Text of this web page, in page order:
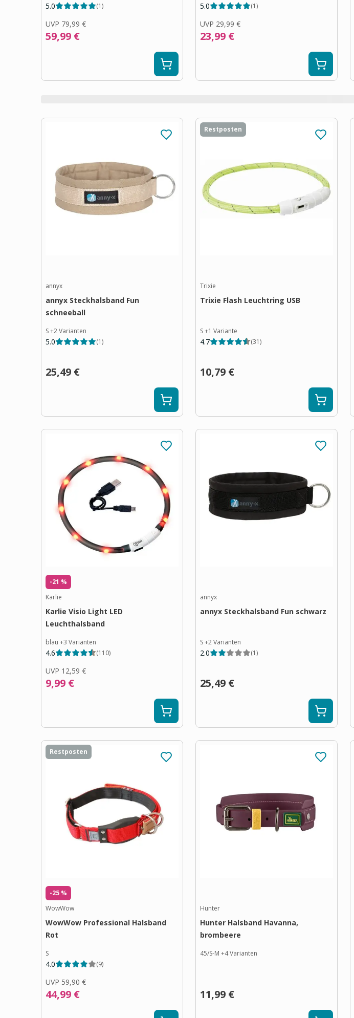
5.0 (1)
UVP 79,99 €
59,99 €
5.0 (1)
UVP 29,99 €
23,99 €
annyx
annyx Steckhalsband Fun
schneeball
S+2Varianten
5.0 (1)
25,49 €
Restposten
Trixie
Trixie Flash Leuchtring USB
S+1 Variante
4.7 (31)
10,79 €
-21 %
Karlie
Karlie Visio Light LED
Leuchthalsband
blau +3 Varianten
4.6 (110)
UVP 12,59 €
9,99 €
annyx
annyx Steckhalsband Fun schwarz
S+2Varianten
2.0 (1)
25,49 €
Restposten
-25 %
WowWow
WowWow Professional Halsband
Rot
S
4.0 (9)
UVP 59,90 €
44,99 €
Hunter
Hunter Halsband Havanna,
brombeere
45/S-M +4Varianten
11,99 €